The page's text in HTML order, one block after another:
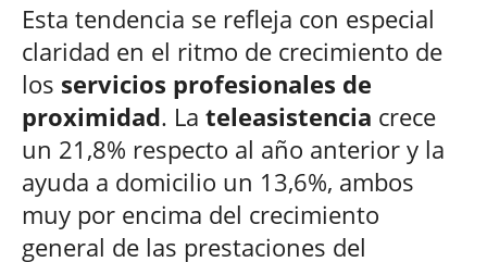
Esta tendencia se refleja con especial
claridad en el ritmo de crecimiento de
los servicios profesionales de
proximidad. La teleasistencia crece
un 21,8% respecto al año anterior y la
ayuda a domicilio un 13,6%, ambos
muy por encima del crecimiento
general de las prestaciones del